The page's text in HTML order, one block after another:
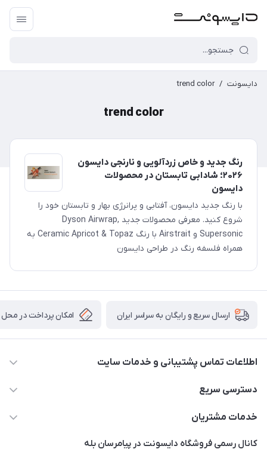
دایسونت /
trend color
trend color
رنگ جدید و خاص زردآلویی و نارنجی دایسون
۲۰۲۶؛ شادابی تابستان در محصولات
دایسون
با رنگ جدید دایسون، آفتابی و پرانرژی بهار و تابستان خود را
شروع کنید. معرفی محصولات جدید Dyson Airwrap,
Supersonic و Airstrait با رنگ Ceramic Apricot & Topaz به
همراه فلسفه رنگ در طراحی دایسون
ارسال سریع و رایگان به سراسر ایران امکان پرداخت در محل
اطلاعات تماس پشتیبانی و خدمات سایت
02122913970 داخلی 219
پلاک 23 – طبقه 3
دسترسی سریع
خانه
خدمات مشتریان
امور مشتریان
کانال رسمی فروشگاه دایسونت در پیامرسان بله